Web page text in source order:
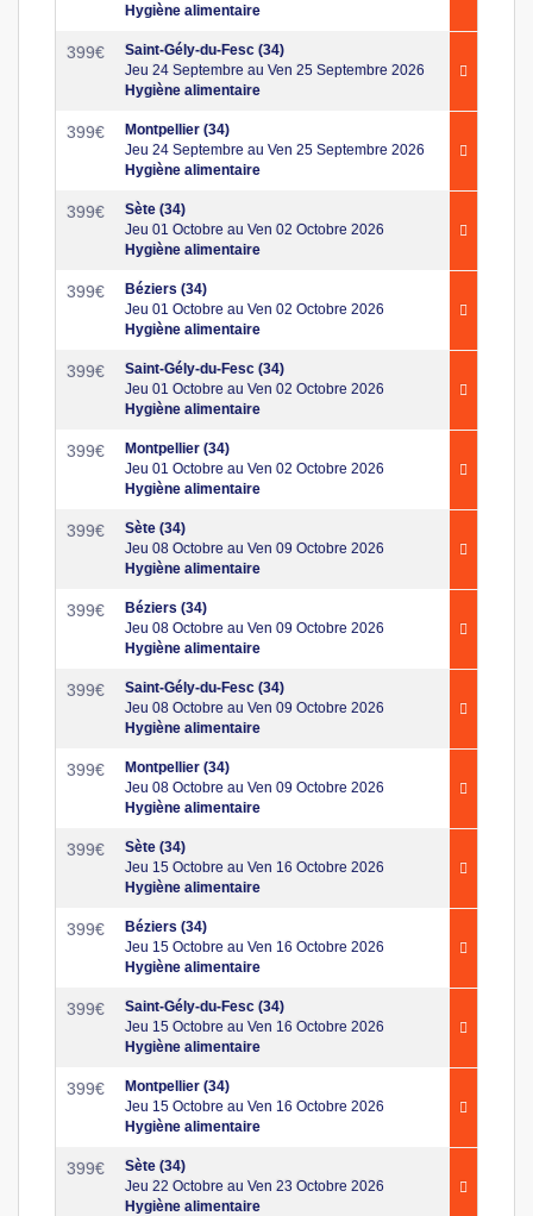
Hygiène alimentaire
399€
Saint-Gély-du-Fesc (34)
Jeu 24 Septembre au Ven 25 Septembre 2026
Hygiène alimentaire
399€
Montpellier (34)
Jeu 24 Septembre au Ven 25 Septembre 2026
Hygiène alimentaire
399€
Sète (34)
Jeu 01 Octobre au Ven 02 Octobre 2026
Hygiène alimentaire
399€
Béziers (34)
Jeu 01 Octobre au Ven 02 Octobre 2026
Hygiène alimentaire
399€
Saint-Gély-du-Fesc (34)
Jeu 01 Octobre au Ven 02 Octobre 2026
Hygiène alimentaire
399€
Montpellier (34)
Jeu 01 Octobre au Ven 02 Octobre 2026
Hygiène alimentaire
399€
Sète (34)
Jeu 08 Octobre au Ven 09 Octobre 2026
Hygiène alimentaire
399€
Béziers (34)
Jeu 08 Octobre au Ven 09 Octobre 2026
Hygiène alimentaire
399€
Saint-Gély-du-Fesc (34)
Jeu 08 Octobre au Ven 09 Octobre 2026
Hygiène alimentaire
399€
Montpellier (34)
Jeu 08 Octobre au Ven 09 Octobre 2026
Hygiène alimentaire
399€
Sète (34)
Jeu 15 Octobre au Ven 16 Octobre 2026
Hygiène alimentaire
399€
Béziers (34)
Jeu 15 Octobre au Ven 16 Octobre 2026
Hygiène alimentaire
399€
Saint-Gély-du-Fesc (34)
Jeu 15 Octobre au Ven 16 Octobre 2026
Hygiène alimentaire
399€
Montpellier (34)
Jeu 15 Octobre au Ven 16 Octobre 2026
Hygiène alimentaire
399€
Sète (34)
Jeu 22 Octobre au Ven 23 Octobre 2026
Hygiène alimentaire